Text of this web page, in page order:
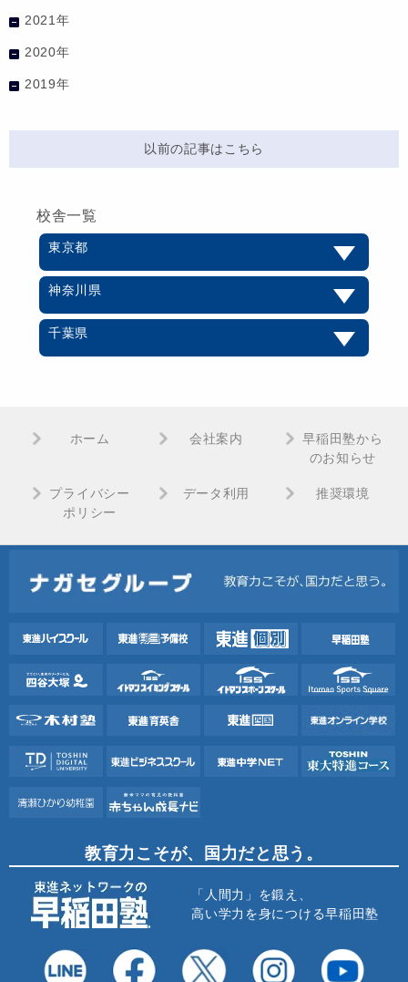
2021年
2020年
2019年
以前の記事はこちら
校舎一覧
東京都
神奈川県
千葉県
ホーム 会社案内
早稲田塾から
のお知らせ
プライバシー
ポリシー
データ利用 推奨環境
教育力こそが、国力だと思う。
「人間力」を鍛え、
高い学力を身につける早稲田塾